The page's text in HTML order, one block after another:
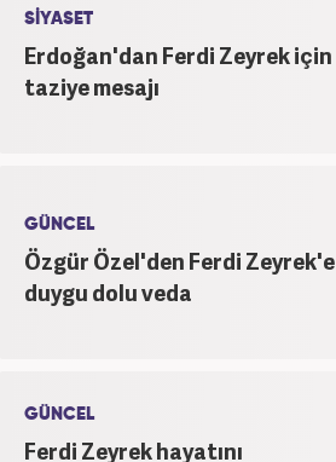
SİYASET
Erdoğan'dan Ferdi Zeyrek için
taziye mesajı
GÜNCEL
Özgür Özel'den Ferdi Zeyrek'e
duygu dolu veda
GÜNCEL
Ferdi Zeyrek hayatını